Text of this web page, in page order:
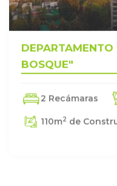
DEPARTAMENTO
BOSQUE"
2 Recámaras
110m 2 de